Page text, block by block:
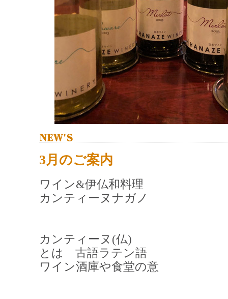
3月のご案内
ワイン&伊仏和料理
カンティーヌナガノ
カンティーヌ(仏)
とは 古語ラテン語
ワイン酒庫や食堂の意